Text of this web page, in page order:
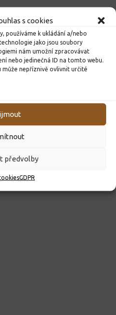
s cookies
používáme k ukládání a/nebo
jako jsou soubory
nám umožní zpracovávat
nebo jedinečná ID na tomto webu.
může nepříznivě ovlivnit určité
předvolby
GDPR
VZDĚLÁVÁNÍ